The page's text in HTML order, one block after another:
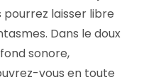
pourrez laisser libre
Dans le doux
sonore,
vous en toute